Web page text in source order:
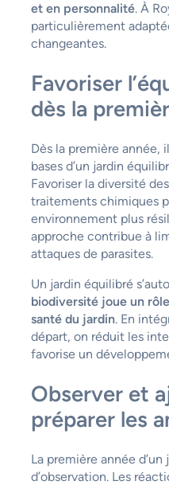
et en personnalité. À
particulièrement
changeantes.
Favoriser
dès la
Dès la première année,
bases d’un jardin
Favoriser la diversité
traitements chimiques
environnement plus
approche contribue à
attaques de parasites.
Un jardin équilibré
biodiversité joue un
santé du jardin. En
départ, on réduit les
favorise un
Observer et
préparer les
La première année
d’observation. Les